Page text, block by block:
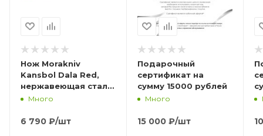
Нож Morakniv
Kansbol Dala Red,
нержавеющая сталь,
14143
Много
6 790 ₽/шт
Подарочный
сертификат на
сумму 15000 рублей
Много
15 000 ₽/шт